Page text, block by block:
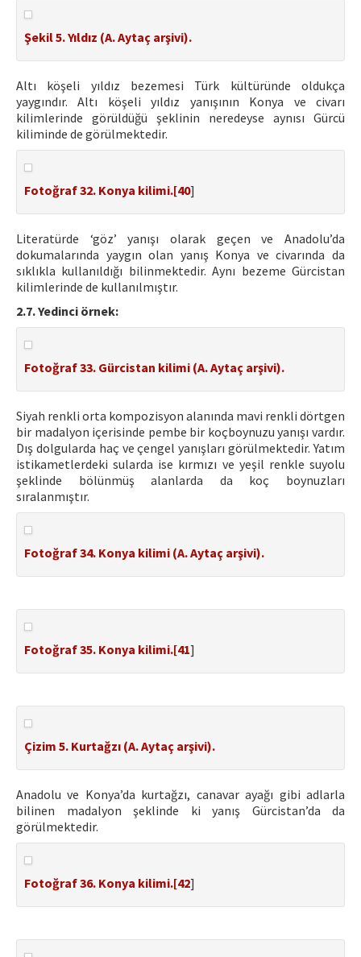
Şekil 5. Yıldız (A. Aytaç arşivi).
Altı köşeli yıldız bezemesi Türk kültüründe oldukça
yaygındır. Altı köşeli yıldız yanışının Konya ve civarı
kilimlerinde görüldüğü şeklinin neredeyse aynısı Gürcü
kiliminde de görülmektedir.
Fotoğraf 32. Konya kilimi.[40]
Literatürde ‘göz’ yanışı olarak geçen ve Anadolu’da
dokumalarında yaygın olan yanış Konya ve civarında da
sıklıkla kullanıldığı bilinmektedir. Aynı bezeme Gürcistan
kilimlerinde de kullanılmıştır.
2.7. Yedinci örnek:
Fotoğraf 33. Gürcistan kilimi (A. Aytaç arşivi).
Siyah renkli orta kompozisyon alanında mavi renkli dörtgen
bir madalyon içerisinde pembe bir koçboynuzu yanışı vardır.
Dış dolgularda haç ve çengel yanışları görülmektedir. Yatım
istikametlerdeki sularda ise kırmızı ve yeşil renkle suyolu
şeklinde bölünmüş alanlarda da koç boynuzları
sıralanmıştır.
Fotoğraf 34. Konya kilimi (A. Aytaç arşivi).
Fotoğraf 35. Konya kilimi.[41]
Çizim 5. Kurtağzı (A. Aytaç arşivi).
Anadolu ve Konya’da kurtağzı, canavar ayağı gibi adlarla
bilinen madalyon şeklinde ki yanış Gürcistan’da da
görülmektedir.
Fotoğraf 36. Konya kilimi.[42]